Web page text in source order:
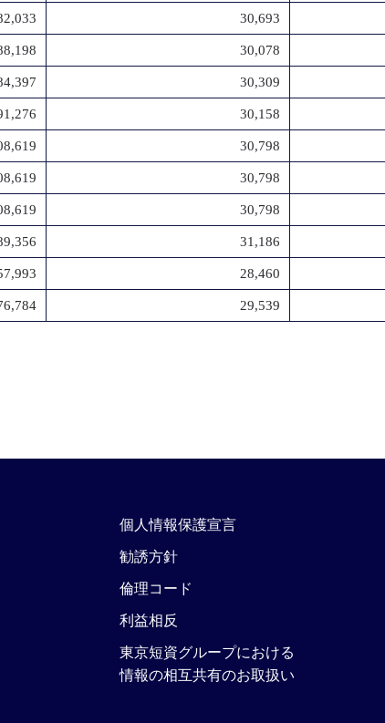
30,693
30,078
30,309
30,158
30,798
30,798
30,798
31,186
28,460
29,539
個人情報保護宣言
勧誘方針
倫理コード
利益相反
東京短資グループにおける
情報の相互共有のお取扱い